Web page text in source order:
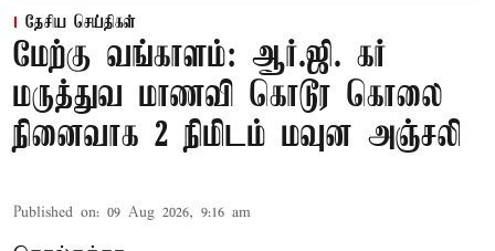
தேசிய செய்திகள்
மேற்கு வங்காளம்: ஆர்.ஜி. கர்
மருத்துவ மாணவி கொடூர கொலை
நினைவாக 2 நிமிடம் மவுன அஞ்சலி
Published on: 09 Aug 2026, 9:16 am